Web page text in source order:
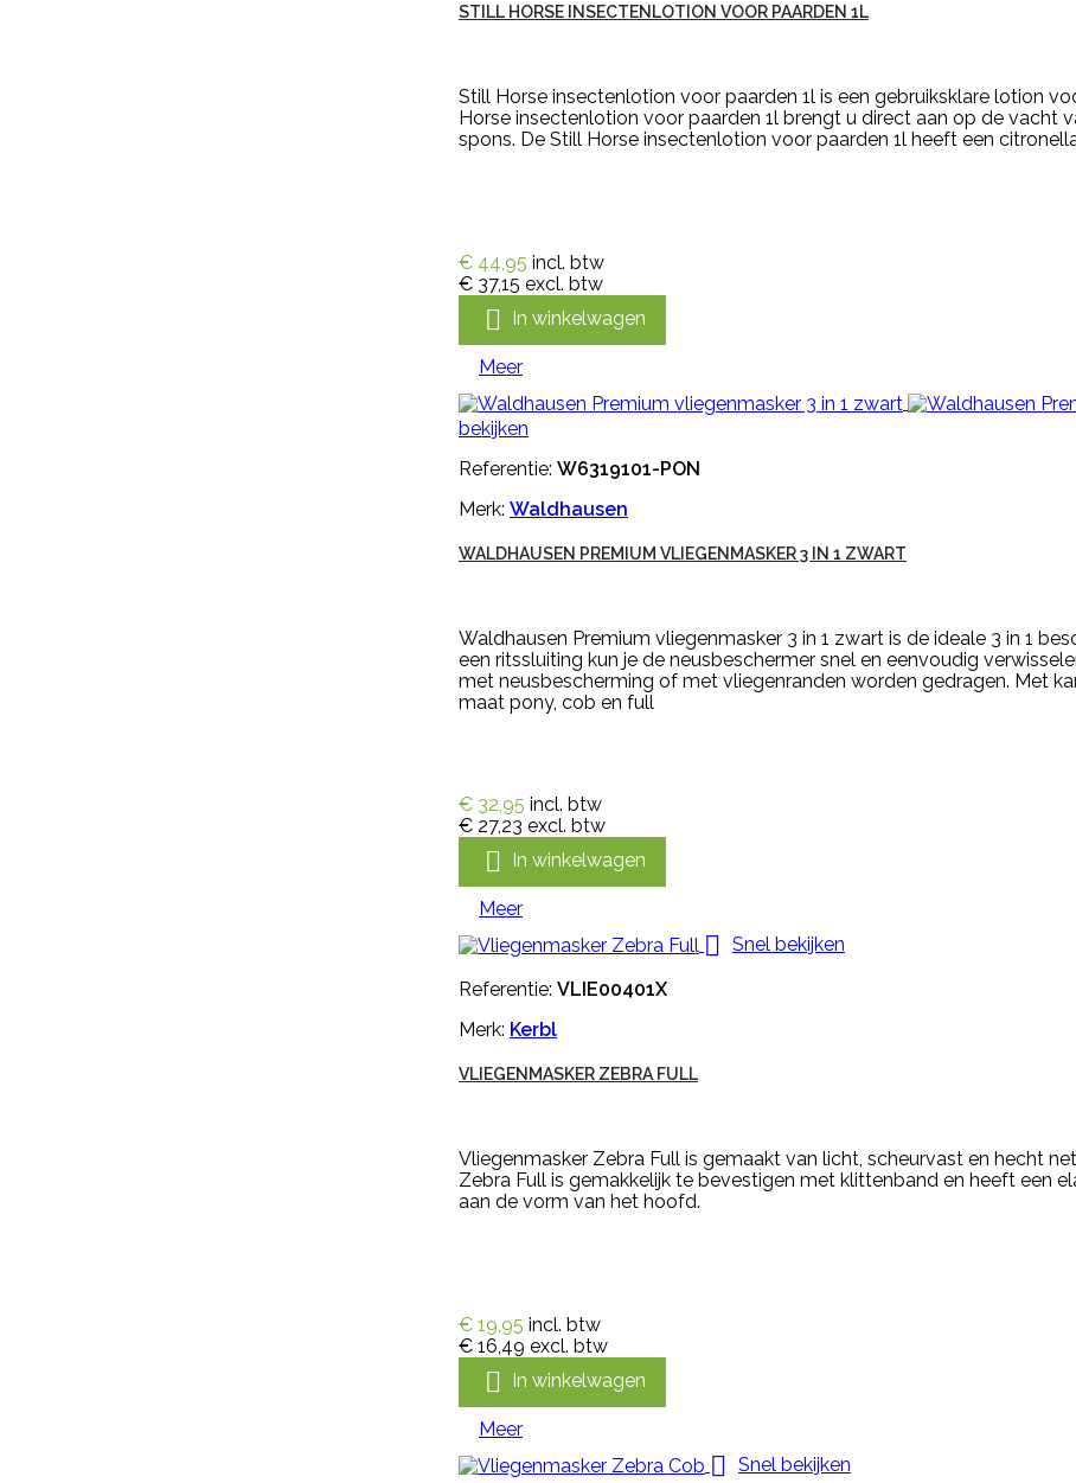
STILL HORSE INSECTENLOTION VOOR PAARDEN 1L
Still Horse insectenlotion voor paarden 1l is een gebruiksklare lotion
Horse insectenlotion voor paarden 1l brengt u direct aan op de vacht
spons. De Still Horse insectenlotion voor paarden 1l heeft een
€ 44,95 incl. btw
€ 37,15 excl. btw
 In winkelwagen
Meer
bekijken
Referentie: W6319101-PON
Merk: Waldhausen
WALDHAUSEN PREMIUM VLIEGENMASKER 3 IN 1 ZWART
Waldhausen Premium vliegenmasker 3 in 1 zwart is de ideale 3 in 1
een ritssluiting kun je de neusbeschermer snel en eenvoudig
met neusbescherming of met vliegenranden worden gedragen. Met
maat pony, cob en full
€ 32,95 incl. btw
€ 27,23 excl. btw
 In winkelwagen
Meer
 Snel bekijken
Referentie: VLIE00401X
Merk: Kerbl
VLIEGENMASKER ZEBRA FULL
Vliegenmasker Zebra Full is gemaakt van licht, scheurvast en hecht
Zebra Full is gemakkelijk te bevestigen met klittenband en heeft een
aan de vorm van het hoofd.
€ 19,95 incl. btw
€ 16,49 excl. btw
 In winkelwagen
Meer
 Snel bekijken